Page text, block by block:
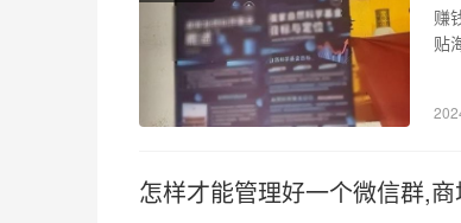
赚
贴
怎样才能管理好一个微信群,